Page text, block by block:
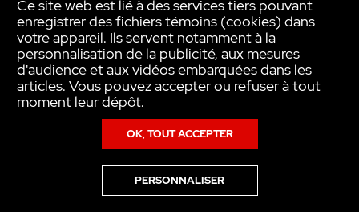
feu clignotant
Ce site web est lié à des services tiers pouvant
enregistrer des fichiers témoins (cookies) dans
votre appareil. Ils servent notamment à la
personnalisation de la publicité, aux mesures
d'audience et aux vidéos embarquées dans les
articles. Vous pouvez accepter ou refuser à tout
moment leur dépôt.
OK, TOUT ACCEPTER
PERSONNALISER
Pour en savoir plus sur notre politique en matière de cookies,consultez